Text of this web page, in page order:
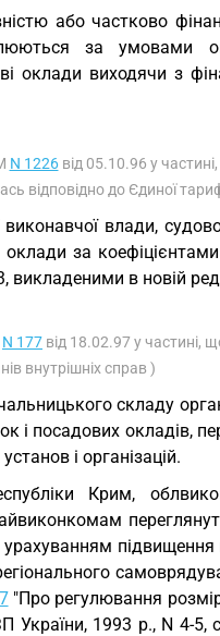
або частково
за
оклади виходячи з
N 1226від 05.10.96 у
відповідно до Єдиної
влади,
оклади за
викладеними в новій
N 177 від 18.02.97 у частині,
внутрішніх справ )
складу
і посадових окладів,
і організацій.
Крим,
підвищення
"Про регулювання
України, 1993 р., N 4-